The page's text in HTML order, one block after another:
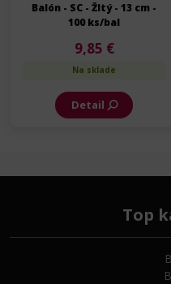
Balón - SC - Žltý - 13 cm -
100 ks/bal
9,85 €
Na sklade
Detail
Top